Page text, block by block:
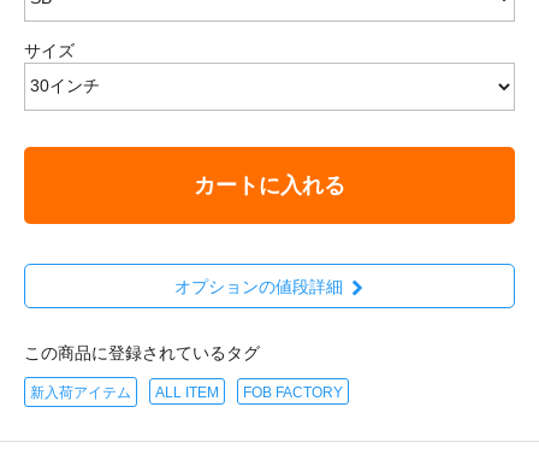
サイズ
カートに入れる
オプションの値段詳細
この商品に登録されているタグ
新入荷アイテム ALL ITEM FOB FACTORY